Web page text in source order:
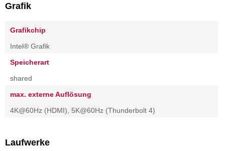
Grafik
Grafikchip
Intel® Grafik
Speicherart
shared
max. externe Auflösung
4K@60Hz (HDMI), 5K@60Hz (Thunderbolt 4)
Laufwerke